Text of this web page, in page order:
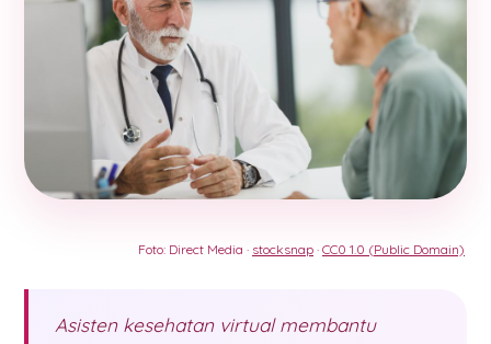
Foto: Direct Media · stocksnap · CC0 1.0 (Public Domain)
Asisten kesehatan virtual membantu